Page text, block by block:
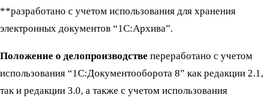
**разработано с учетом использования для хранения
электронных документов “1С:Архива”.
Положение о делопроизводстве переработано с учетом
использования “1С:Документооборота 8” как редакции 2.1,
так и редакции 3.0, а также с учетом использования